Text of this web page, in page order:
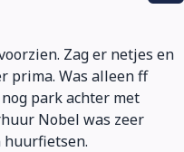
Zag er netjes en
prima. Was alleen ff
park achter met
Nobel was zeer
huurfietsen.